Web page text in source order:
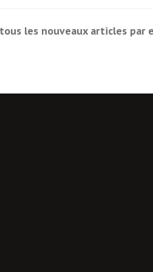
les nouveaux articles par